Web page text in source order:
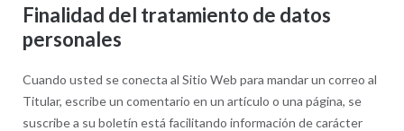
Finalidad del tratamiento de datos
personales
Cuando usted se conecta al Sitio Web para mandar un correo al
Titular, escribe un comentario en un artículo o una página, se
suscribe a su boletín está facilitando información de carácter